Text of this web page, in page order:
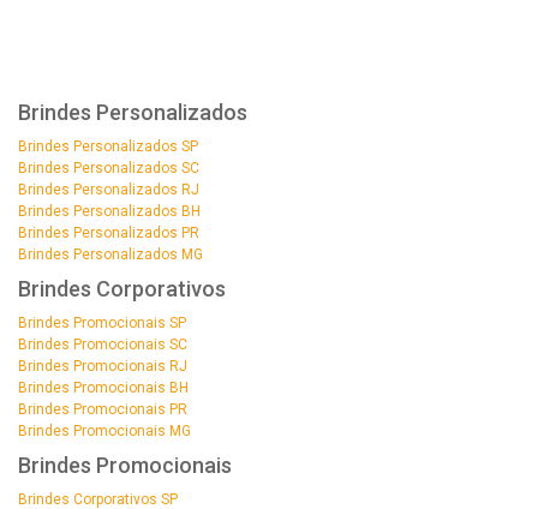
Brindes Personalizados
Brindes Personalizados SP
Brindes Personalizados SC
Brindes Personalizados RJ
Brindes Personalizados BH
Brindes Personalizados PR
Brindes Personalizados MG
Brindes Corporativos
Brindes Promocionais SP
Brindes Promocionais SC
Brindes Promocionais RJ
Brindes Promocionais BH
Brindes Promocionais PR
Brindes Promocionais MG
Brindes Promocionais
Brindes Corporativos SP